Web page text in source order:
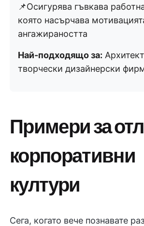
📌Осигурява гъвкава
която насърчава
ангажираността
Най-подходящо за:
творчески дизайнерски
Примери за
корпоративни
култури
Сега, когато вече познавате